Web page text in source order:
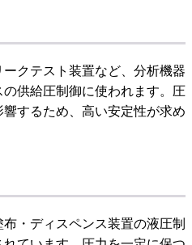
クテスト装置など、分析機器
供給圧制御に使われます。圧
するため、高い安定性が求め
・ディスペンス装置の液圧制